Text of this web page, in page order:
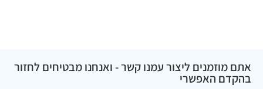
אתם מוזמנים ליצור עמנו קשר - ואנחנו מבטיחים לחזור
בהקדם האפשרי